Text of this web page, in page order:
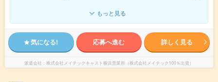
もっと見る
気になる! 応募へ進む 詳しく見る
派遣会社 株式会社メイテックキャスト横浜営業所（株式会社メイテック100％出資）